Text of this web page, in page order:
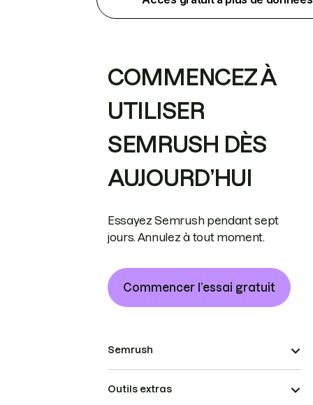
COMMENCEZ À
UTILISER
SEMRUSH DÈS
AUJOURD’HUI
Essayez Semrush pendant sept
jours. Annulez à tout moment.
Commencer l’essai gratuit
Semrush
Outils extras